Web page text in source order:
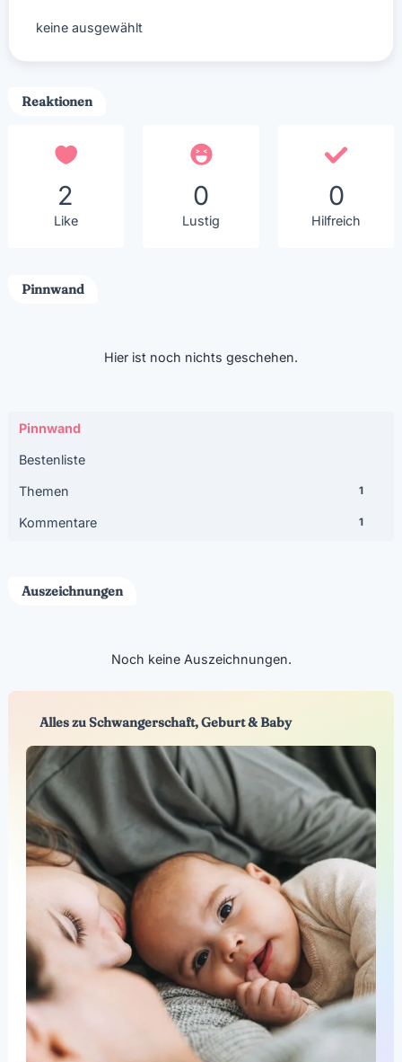
keine ausgewählt
Reaktionen
2
Like
0
Lustig
0
Hilfreich
Pinnwand
Hier ist noch nichts geschehen.
Pinnwand
Bestenliste
Themen 1
Kommentare 1
Auszeichnungen
Noch keine Auszeichnungen.
Alles zu Schwangerschaft, Geburt & Baby